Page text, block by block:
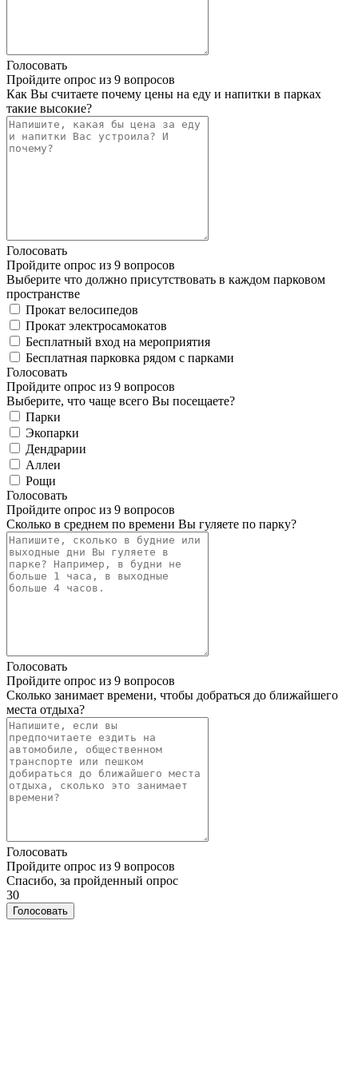
Голосовать
Пройдите опрос из 9 вопросов
Как Вы считаете почему цены на еду и напитки в парках
такие высокие?
Голосовать
Пройдите опрос из 9 вопросов
Выберите что должно присутствовать в каждом парковом
пространстве
Прокат велосипедов
Прокат электросамокатов
Бесплатный вход на мероприятия
Бесплатная парковка рядом с парками
Голосовать
Пройдите опрос из 9 вопросов
Выберите, что чаще всего Вы посещаете?
Парки
Экопарки
Дендрарии
Аллеи
Рощи
Голосовать
Пройдите опрос из 9 вопросов
Сколько в среднем по времени Вы гуляете по парку?
Голосовать
Пройдите опрос из 9 вопросов
Сколько занимает времени, чтобы добраться до ближайшего
места отдыха?
Голосовать
Пройдите опрос из 9 вопросов
Спасибо, за пройденный опрос
30